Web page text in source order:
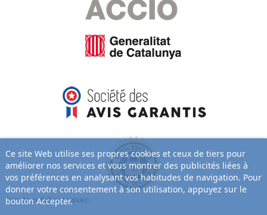
Fier de collaborer avec:
Ce site Web utilise ses propres cookies et ceux de tiers pour
améliorer nos services et vous montrer des publicités liées à
vos préférences en analysant vos habitudes de navigation. Pour
donner votre consentement à son utilisation, appuyez sur le
bouton Accepter.